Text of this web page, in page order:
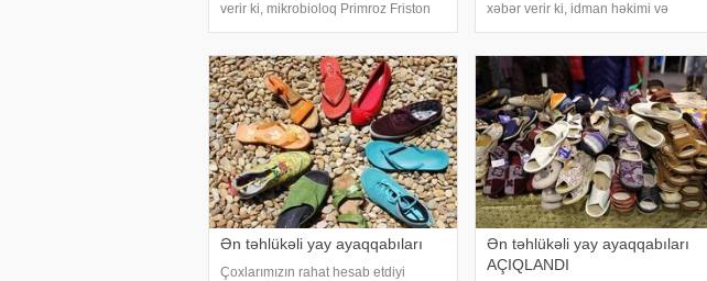
verir ki, mikrobioloq Primroz Friston
olma üsullarını açıqlayıb.
Mütəxəssisin tövsiyələri Independen
xəbər verir ki, idman həkimi və
gəzmək insanın duruşunu və onurğa
sağlamlığını yaxşılaşdırmağ
Ən təhlükəli yay ayaqqabıları
Çoxlarımızın rahat hesab etdiyi
Ən təhlükəli yay ayaqqabıları
AÇIQLANDI